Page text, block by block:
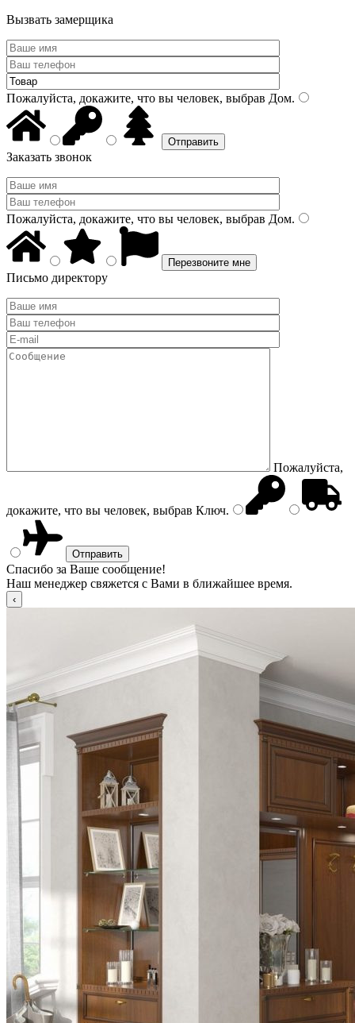
Вызвать замерщика
Пожалуйста, докажите, что вы человек, выбрав Дом.
Заказать звонок
Пожалуйста, докажите, что вы человек, выбрав Дом.
Письмо директору
Пожалуйста,
докажите, что вы человек, выбрав Ключ.
Спасибо за Ваше сообщение!
Наш менеджер свяжется с Вами в ближайшее время.